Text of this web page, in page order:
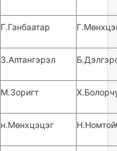
Г.Ганбаатар
З.Алтангэрэл
М.Зоригт
н.Мөнхцэцэг